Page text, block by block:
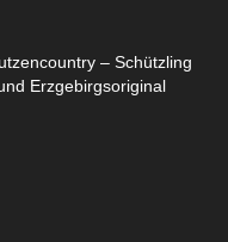
– Schützling
Erzgebirgsoriginal